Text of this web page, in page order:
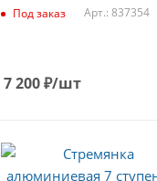
Под заказ Арт.: 837354
7 200₽/шт